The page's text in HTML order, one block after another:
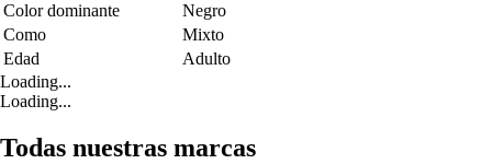
Color dominante
Negro
Como
Mixto
Edad
Adulto
Loading...
Loading...
Todas nuestras marcas